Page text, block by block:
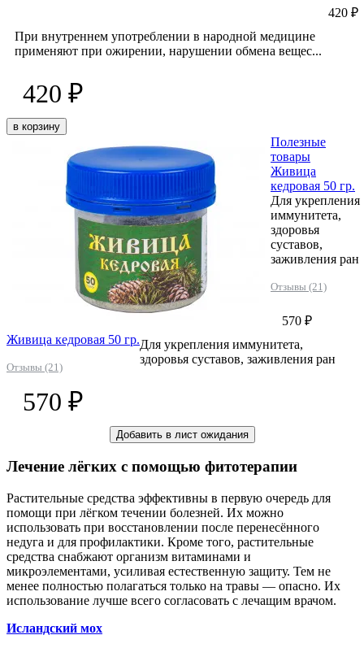
420 ₽
При внутреннем употреблении в народной медицине
применяют при ожирении, нарушении обмена вещес...
420 ₽
в корзину
Живица кедровая 50 гр.
Отзывы (21)
Полезные
товары
Живица
кедровая 50 гр.
Для укрепления
иммунитета,
здоровья
суставов,
заживления ран
Отзывы (21)
570 ₽
Для укрепления иммунитета,
здоровья суставов, заживления ран
570 ₽
Добавить в лист ожидания
Лечение лёгких с помощью фитотерапии
Растительные средства эффективны в первую очередь для
помощи при лёгком течении болезней. Их можно
использовать при восстановлении после перенесённого
недуга и для профилактики. Кроме того, растительные
средства снабжают организм витаминами и
микроэлементами, усиливая естественную защиту. Тем не
менее полностью полагаться только на травы — опасно. Их
использование лучше всего согласовать с лечащим врачом.
Исландский мох